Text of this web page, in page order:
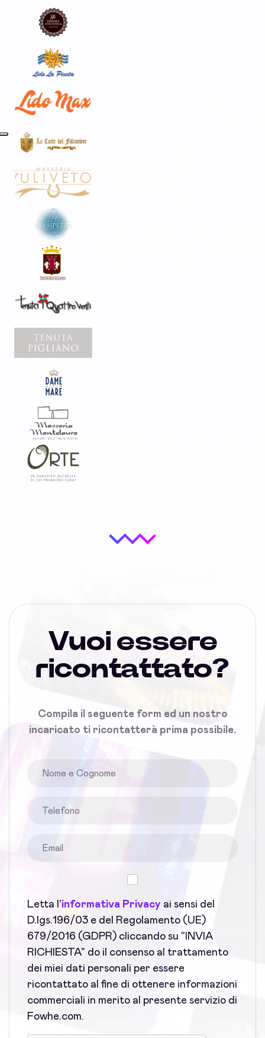
Vuoi essere
ricontattato?
Compila il seguente form ed un nostro
incaricato ti ricontatterà prima possibile.
Letta l'informativa Privacy ai sensi del
D.lgs.196/03 e del Regolamento (UE)
679/2016 (GDPR) cliccando su "INVIA
RICHIESTA" do il consenso al trattamento
dei miei dati personali per essere
ricontattato al fine di ottenere informazioni
commerciali in merito al presente servizio di
Fowhe.com.